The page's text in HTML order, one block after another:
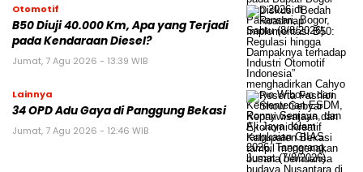
Otomotif
B50 Diuji 40.000 Km, Apa yang Terjadi
pada Kendaraan Diesel?
Jumat, 7 Agu 2026 - 13:39 WIB
Lainnya
34 OPD Adu Gaya di Panggung Bekasi
Jumat, 7 Agu 2026 - 12:46 WIB